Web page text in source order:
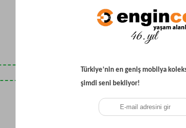
Son Baktıklarınız